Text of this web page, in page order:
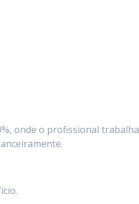
onde o profissional trabalha